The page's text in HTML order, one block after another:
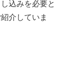
込みを必要と
介していま